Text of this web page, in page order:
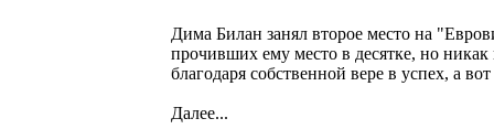
Дима Билан занял второе место на
прочивших ему место в десятке, но
благодаря собственной вере в успех, а
Далее...